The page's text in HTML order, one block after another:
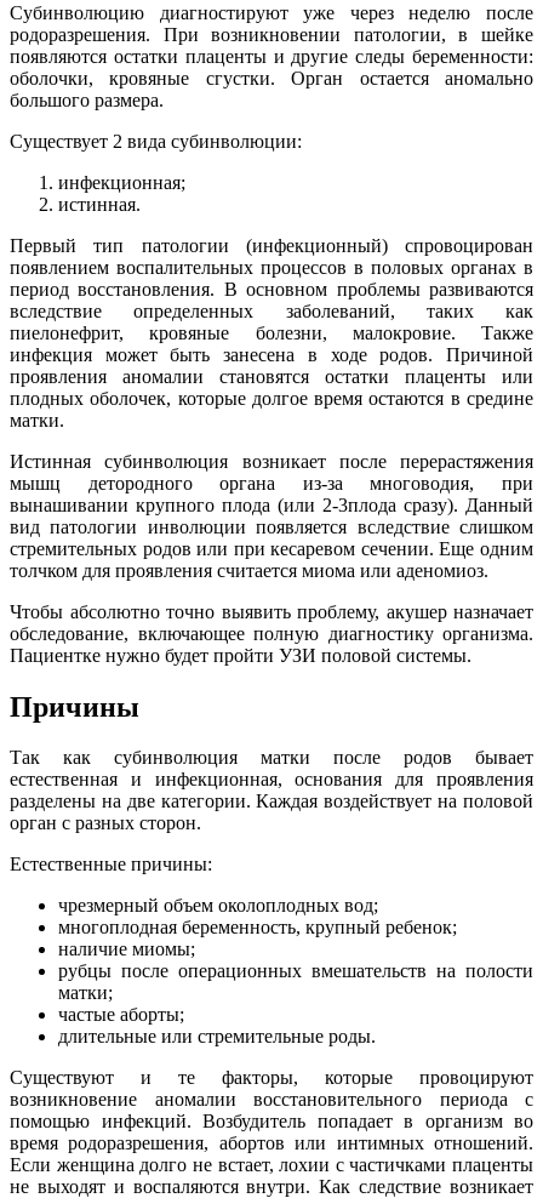
Субинволюцию диагностируют уже через неделю после
родоразрешения. При возникновении патологии, в шейке
появляются остатки плаценты и другие следы беременности:
оболочки, кровяные сгустки. Орган остается аномально
большого размера.
Существует 2 вида субинволюции:
инфекционная;
истинная.
Первый тип патологии (инфекционный) спровоцирован
появлением воспалительных процессов в половых органах в
период восстановления. В основном проблемы развиваются
вследствие определенных заболеваний, таких как
пиелонефрит, кровяные болезни, малокровие. Также
инфекция может быть занесена в ходе родов. Причиной
проявления аномалии становятся остатки плаценты или
плодных оболочек, которые долгое время остаются в средине
матки.
Истинная субинволюция возникает после перерастяжения
мышц детородного органа из-за многоводия, при
вынашивании крупного плода (или 2-3плода сразу). Данный
вид патологии инволюции появляется вследствие слишком
стремительных родов или при кесаревом сечении. Еще одним
толчком для проявления считается миома или аденомиоз.
Чтобы абсолютно точно выявить проблему, акушер назначает
обследование, включающее полную диагностику организма.
Пациентке нужно будет пройти УЗИ половой системы.
Причины
Так как субинволюция матки после родов бывает
естественная и инфекционная, основания для проявления
разделены на две категории. Каждая воздействует на половой
орган с разных сторон.
Естественные причины:
чрезмерный объем околоплодных вод;
многоплодная беременность, крупный ребенок;
наличие миомы;
рубцы после операционных вмешательств на полости
матки;
частые аборты;
длительные или стремительные роды.
Существуют и те факторы, которые провоцируют
возникновение аномалии восстановительного периода с
помощью инфекций. Возбудитель попадает в организм во
время родоразрешения, абортов или интимных отношений.
Если женщина долго не встает, лохии с частичками плаценты
не выходят и воспаляются внутри. Как следствие возникает